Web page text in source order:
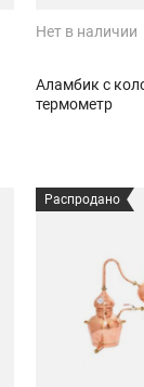
Нет в наличии
Аламбик с
термометр
Распродано